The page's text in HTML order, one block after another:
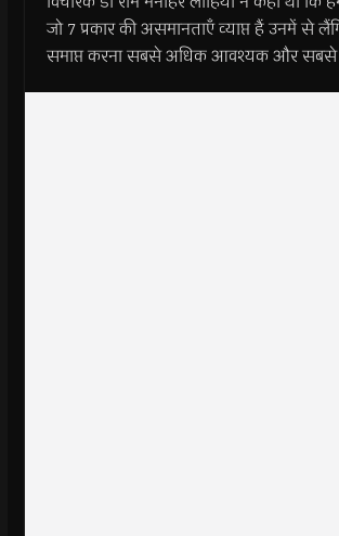
जो 7 प्रकार की असमानताएँ व्याप्त हैं उनमें से
समाप्त करना सबसे अधिक आवश्यक और सबसे